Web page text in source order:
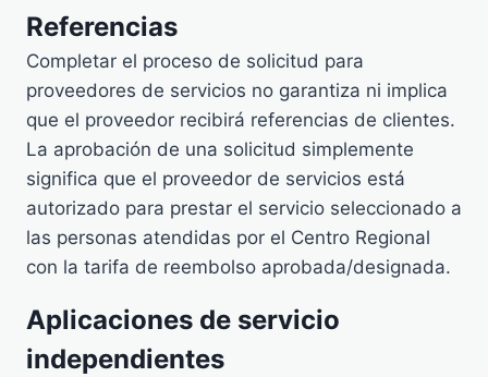
Referencias
Completar el proceso de solicitud para
proveedores de servicios no garantiza ni implica
que el proveedor recibirá referencias de clientes.
La aprobación de una solicitud simplemente
significa que el proveedor de servicios está
autorizado para prestar el servicio seleccionado a
las personas atendidas por el Centro Regional
con la tarifa de reembolso aprobada/designada.
Aplicaciones de servicio
independientes